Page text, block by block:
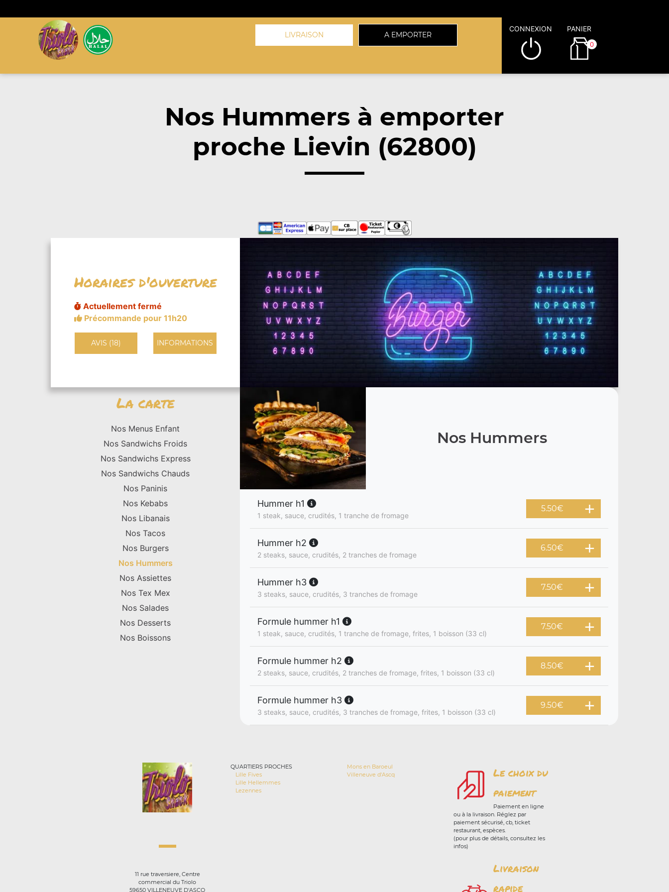
LIVRAISON A EMPORTER
CONNEXION PANIER
0
Nos Hummers à emporter
proche Lievin (62800)
Horaires d'ouverture
Actuellement fermé
Précommande pour 11h20
AVIS (18) INFORMATIONS
La carte
Nos Menus Enfant
Nos Sandwichs Froids
Nos Sandwichs Express
Nos Sandwichs Chauds
Nos Paninis
Nos Kebabs
Nos Libanais
Nos Tacos
Nos Burgers
Nos Hummers
Nos Assiettes
Nos Tex Mex
Nos Salades
Nos Desserts
Nos Boissons
Nos Hummers
Hummer h1
1 steak, sauce, crudités, 1 tranche de fromage
5.50€
Hummer h2
2 steaks, sauce, crudités, 2 tranches de fromage
6.50€
Hummer h3
3 steaks, sauce, crudités, 3 tranches de fromage
7.50€
Formule hummer h1
1 steak, sauce, crudités, 1 tranche de fromage, frites, 1 boisson (33 cl)
7.50€
Formule hummer h2
2 steaks, sauce, crudités, 2 tranches de fromage, frites, 1 boisson (33 cl)
8.50€
Formule hummer h3
3 steaks, sauce, crudités, 3 tranches de fromage, frites, 1 boisson (33 cl)
9.50€
11 rue traversiere, Centre
commercial du Triolo
59650 VILLENEUVE D'ASCQ
QUARTIERS PROCHES
Lille Fives
Lille Hellemmes
Lezennes
Mons en Baroeul
Villeneuve d'Ascq
Le choix du
paiement
Paiement en ligne
ou à la livraison. Réglez par
paiement sécurisé, cb, ticket
restaurant, espèces.
(pour plus de détails, consultez les
infos)
Livraison
rapide